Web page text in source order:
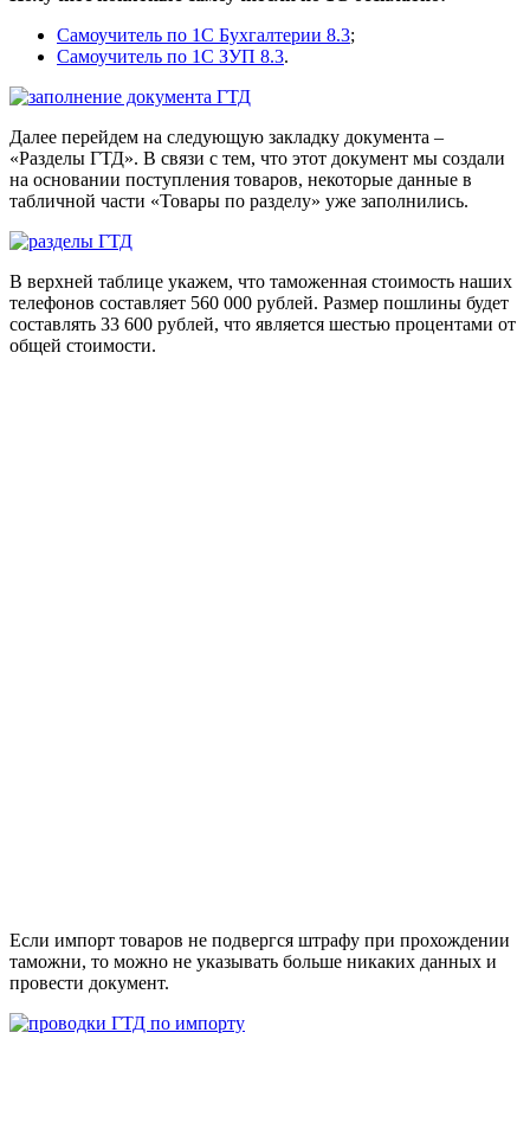
Самоучитель по 1С Бухгалтерии 8.3;
Самоучитель по 1С ЗУП 8.3.
Далее перейдем на следующую закладку документа –
«Разделы ГТД». В связи с тем, что этот документ мы создали
на основании поступления товаров, некоторые данные в
табличной части «Товары по разделу» уже заполнились.
В верхней таблице укажем, что таможенная стоимость наших
телефонов составляет 560 000 рублей. Размер пошлины будет
составлять 33 600 рублей, что является шестью процентами от
общей стоимости.
Если импорт товаров не подвергся штрафу при прохождении
таможни, то можно не указывать больше никаких данных и
провести документ.